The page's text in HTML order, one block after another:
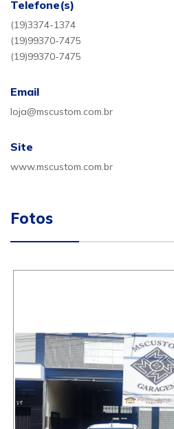
Telefone(s)
(19)3374-1374
(19)99370-7475
(19)99370-7475
Email
loja@mscustom.com.br
Site
www.mscustom.com.br
Fotos